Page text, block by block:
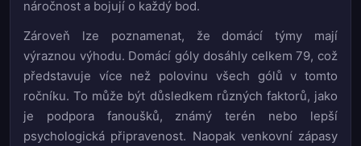
náročnost a bojují o každý bod.
Zároveň lze poznamenat, že domácí týmy mají
výraznou výhodu. Domácí góly dosáhly celkem 79, což
představuje více než polovinu všech gólů v tomto
ročníku. To může být důsledkem různých faktorů, jako
je podpora fanoušků, známý terén nebo lepší
psychologická připravenost. Naopak venkovní zápasy